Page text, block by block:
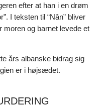
efter at han i en drøm
I teksten til “Nân” bliver
moren og barnet levede et
års albanske bidrag sig
er i højsædet.